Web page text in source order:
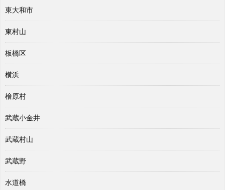
東大和市
東村山
板橋区
横浜
檜原村
武蔵小金井
武蔵村山
武蔵野
水道橋